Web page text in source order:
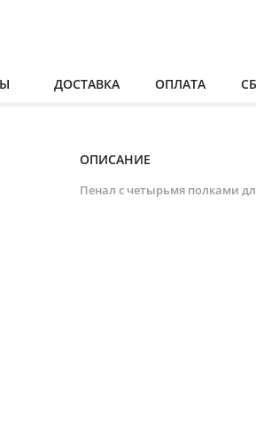
ДОСТАВКА ОПЛАТА
ОПИСАНИЕ
Пенал с четырьмя полками